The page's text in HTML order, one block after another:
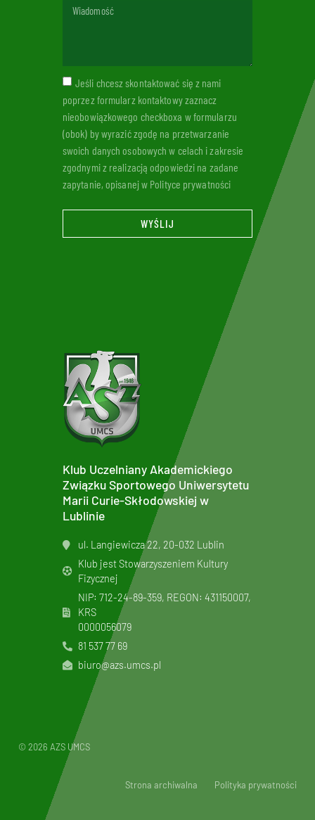
Jeśli chcesz skontaktować się z nami
poprzez formularz kontaktowy zaznacz
nieobowiązkowego checkboxa w formularzu
(obok) by wyrazić zgodę na przetwarzanie
swoich danych osobowych w celach i zakresie
zgodnymi z realizacją odpowiedzi na zadane
zapytanie, opisanej w Polityce prywatności
WYŚLIJ
Klub Uczelniany Akademickiego
Związku Sportowego Uniwersytetu
Marii Curie-Skłodowskiej w
Lublinie
ul. Langiewicza 22, 20-032 Lublin
Klub jest Stowarzyszeniem Kultury
Fizycznej
NIP: 712-24-89-359, REGON: 431150007,
KRS
0000056079
81 537 77 69
biuro@azs.umcs.pl
© 2026 AZS UMCS
Strona archiwalna Polityka prywatności